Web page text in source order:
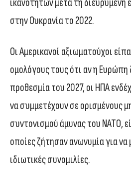
ικανοτήτων μετά τη διευρυμένη
στην Ουκρανία το 2022.
Οι Αμερικανοί αξιωματούχοι
ομολόγους τους ότι αν η Ευρώπη
προθεσμία του 2027, οι ΗΠΑ
να συμμετέχουν σε ορισμένους
συντονισμού άμυνας του ΝΑΤΟ,
οποίες ζήτησαν ανωνυμία για να
ιδιωτικές συνομιλίες.